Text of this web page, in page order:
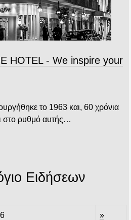
HOTEL - We inspire your
το 1963 και, 60 χρόνια
στο ρυθμό αυτής…
Ειδήσεων
»